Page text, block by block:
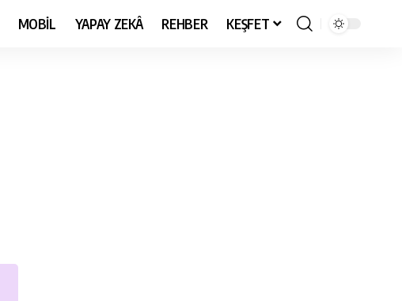
MOBİL YAPAY ZEKÂ REHBER KEŞFET